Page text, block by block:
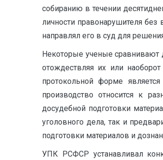
собиранию в течении
личности правонарушителя
направлял его в суд для
Некоторые ученые
отождествляя их или
протокольной форме
производство относится к
досудебной подготовки
уголовного дела, так и
подготовки материалов и
УПК РСФСР устанавливал